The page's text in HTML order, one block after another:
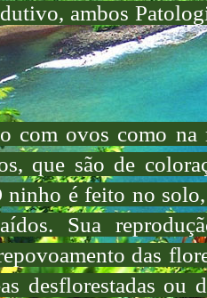
ambos
com ovos como na
que são de
é feito no
Sua
das
desflorestadas ou